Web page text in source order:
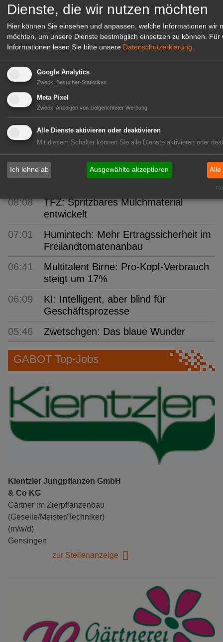
14:08
FLORUM 2026: 27 Fachaussteller
13:02
Gartenbau-Versicherung: Erneut mit
Assekurata-Reating A++
12:05
SYLVA: Baumschule seit 250 Jahren
11:04
BuGG: Gebäudegrün als
bedeutendes Geschäftsfeld
10:06
VSSE: 3. Steinobst-Forum
Prognose für Äpfel und Birnen
09:04
bdla: Städte kühler gestalten
08:08
TFZ: Spritzbares Mulchmaterial
entwickelt
07:01
Humintech: Mehr Ertragssicherheit im
Freilandtomatenanbau
06:41
Multitalent Birne: Pro-Kopf-Verbrauch
steigt um 17%
06:09
KI: Intelligent, aber blind für
Geschäftsprozesse
05:46
Zwetschgen: Das blaue Wunder
GABOT Top-Jobs
Kientzler Jungpflanzen GmbH
& Co KG
Gärtner im Zierpflanzenbau
(Geselle/Meister/Techniker)
(m/w/d)
Gensingen
zur Stellenanzeige
Dienste, die wir nutzen möchten
Hier können Sie einsehen und anpassen, welche Informationen wir
möchten, um unsere Dienste bestmöglich einsetzen zu können. Für
Informationen lesen Sie bitte unsere Datenschutzerklärung
Google Analytics
Zweck: Besucher-Statistiken
Meta Pixel
Zweck: Anzeigen von zielgerichteter Werbung
Alle Dienste aktivieren oder deaktivieren
Mit diesem Schalter können Sie alle Dienste aktivieren oder
Ich lehne ab Ausgewählte akzeptieren Alle